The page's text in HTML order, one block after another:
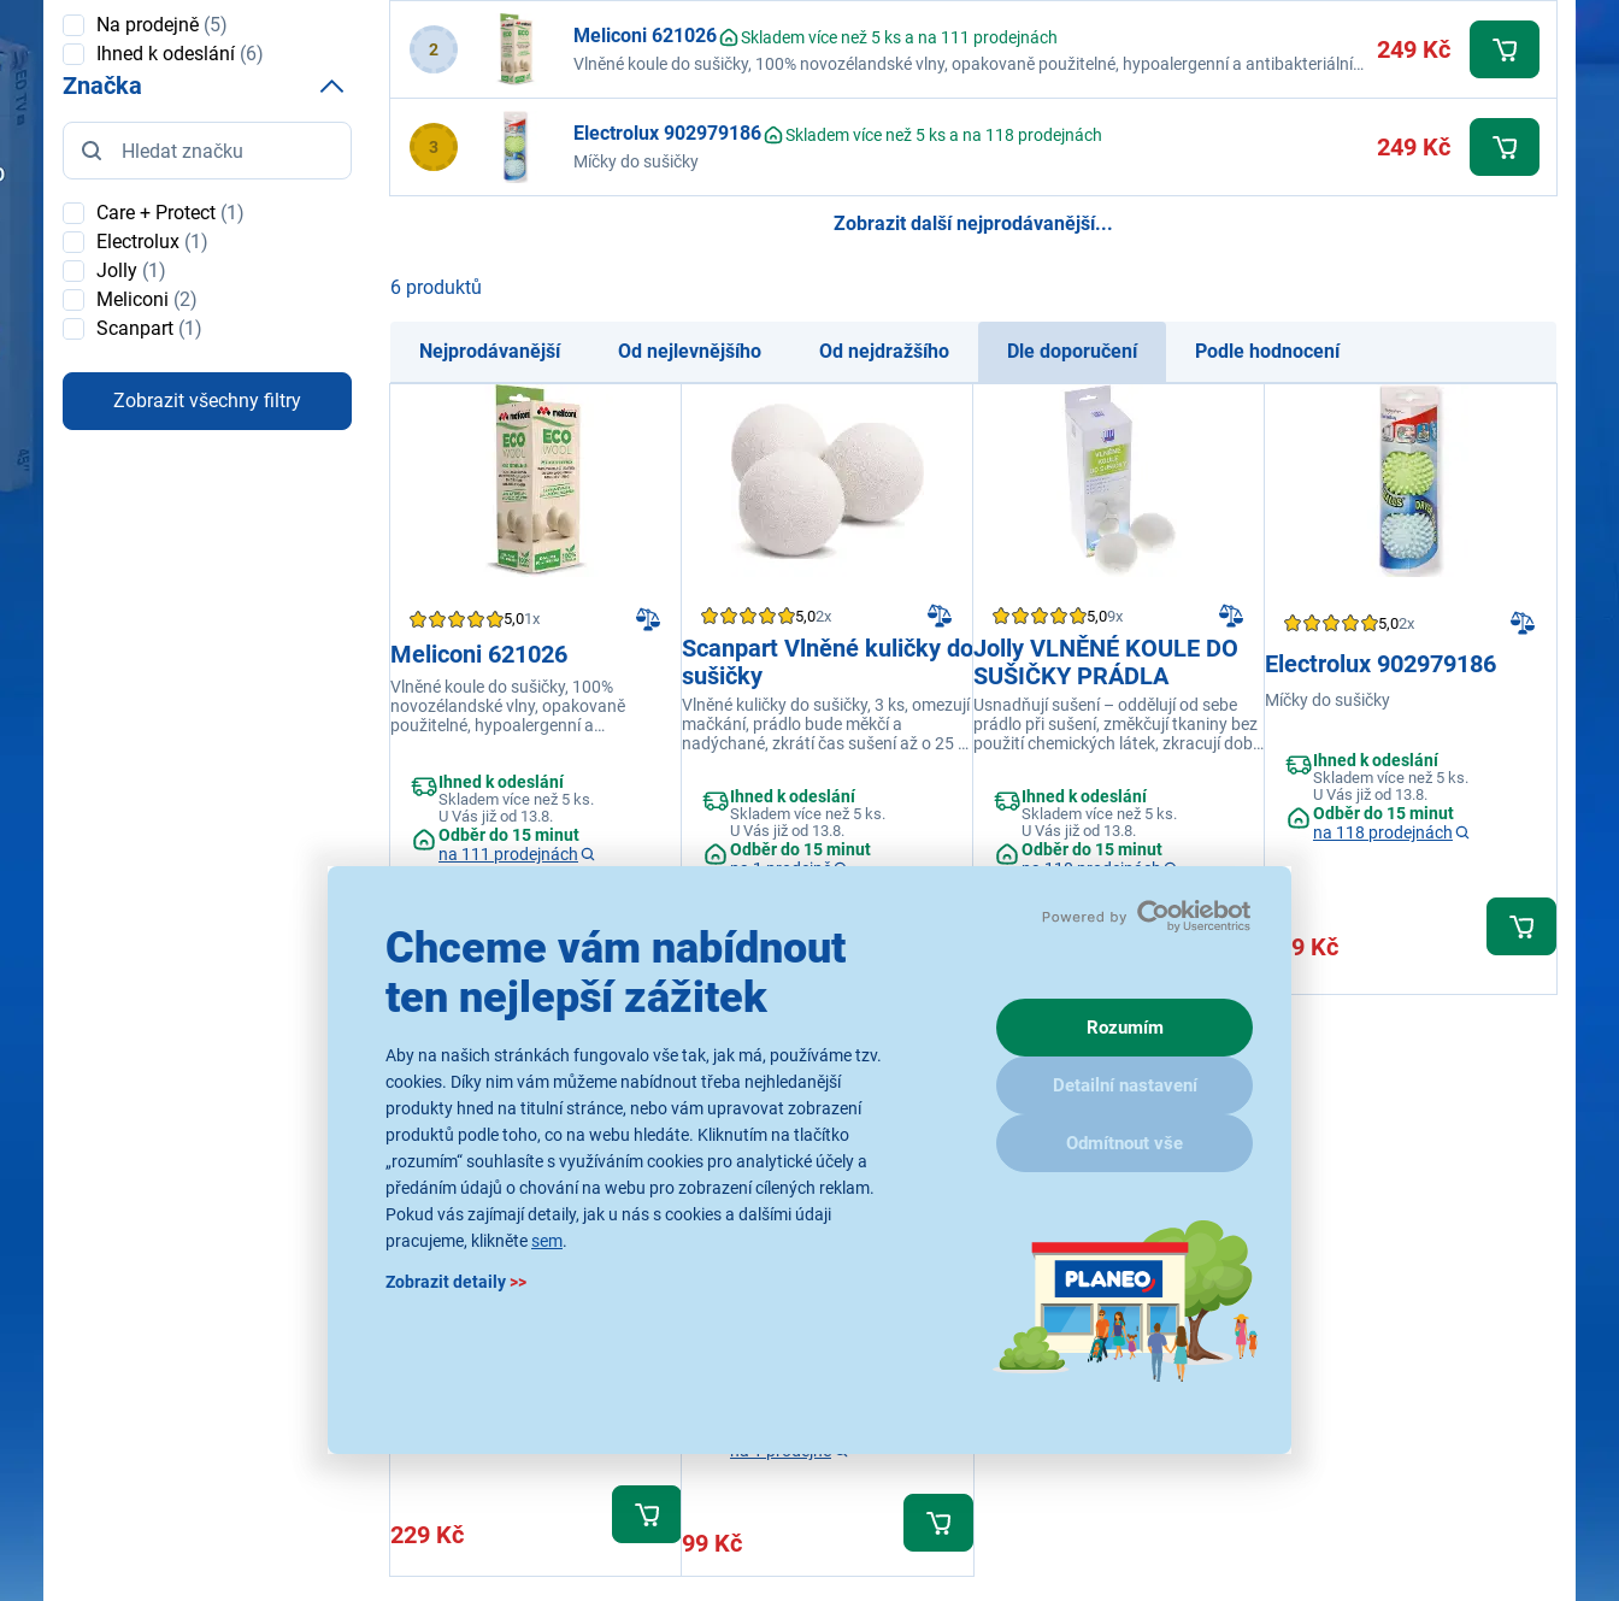
Chceme vám nabídnout
ten nejlepší zážitek
Aby na našich stránkách fungovalo vše tak, jak má, používáme tzv.
cookies. Díky nim vám můžeme nabídnout třeba nejhledanější
produkty hned na titulní stránce, nebo vám upravovat zobrazení
produktů podle toho, co na webu hledáte. Kliknutím na tlačítko
„rozumím“ souhlasíte s využíváním cookies pro analytické účely a
předáním údajů o chování na webu pro zobrazení cílených reklam.
Pokud vás zajímají detaily, jak u nás s cookies a dalšími údaji
pracujeme, klikněte sem.
Zobrazit detaily>>
Rozumím
Detailní nastavení
Odmítnout vše
2
Meliconi 621026
Skladem více než 5 ks a na 111 prodejnách
Vlněné koule do sušičky, 100% novozélandské vlny, opakovaně použitelné, hypoalergenní a antibakteriální
249 Kč
3
Electrolux 902979186
Skladem více než 5 ks a na 118 prodejnách
Míčky do sušičky
249 Kč
Zobrazit další nejprodávanější...
Dostupnost
Na prodejně (5)
Ihned k odeslání (6)
Značka
Značka
Care + Protect (1)
Electrolux (1)
Jolly (1)
Meliconi (2)
Scanpart (1)
Zobrazit všechny filtry
6 produktů
Nejprodávanější Od nejlevnějšího Od nejdražšího Dle doporučení Podle hodnocení
5,01x
Meliconi 621026
Vlněné koule do sušičky, 100%
novozélandské vlny, opakovaně
použitelné, hypoalergenní a
Ihned k odeslání
Skladem více než 5 ks.
U Vás již od 13.8.
Odběr do 15 minut
na 111 prodejnách
249 Kč
5,02x
Scanpart Vlněné kuličky do
sušičky
Vlněné kuličky do sušičky, 3 ks, omezují
mačkání, prádlo bude měkčí a
nadýchané, zkrátí čas sušení až o 25 %,
Ihned k odeslání
Skladem více než 5 ks.
U Vás již od 13.8.
Odběr do 15 minut
na 1 prodejně
209 Kč
5,09x
Jolly VLNĚNÉ KOULE DO
SUŠIČKY PRÁDLA
Usnadňují sušení – oddělují od sebe
prádlo při sušení, změkčují tkaniny bez
použití chemických látek, zkracují dobu
Ihned k odeslání
Skladem více než 5 ks.
U Vás již od 13.8.
Odběr do 15 minut
na 110 prodejnách
5,02x
Electrolux 902979186
Míčky do sušičky
Ihned k odeslání
Skladem více než 5 ks.
U Vás již od 13.8.
Odběr do 15 minut
na 118 prodejnách
249 Kč
229 Kč
4,65x
na 1 prodejně
99 Kč